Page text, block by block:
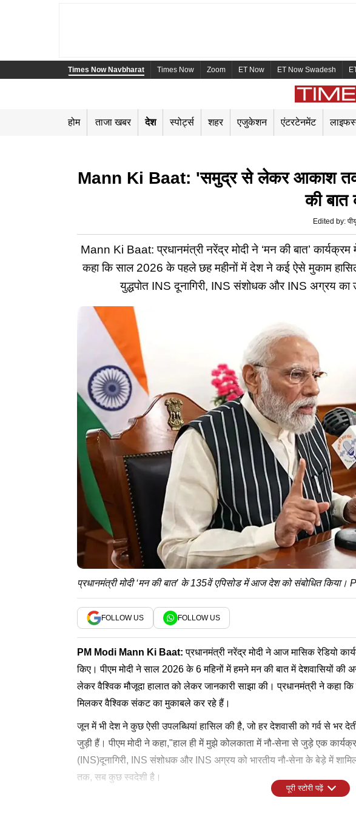
Times Now Navbharat Times Now Zoom ET Now ET Now Swadesh
होम ताजा खबर देश स्पोर्ट्स शहर एजुकेशन एंटरटेनमेंट
Mann Ki Baat: 'समुद्र से लेकर आकाश तक
की बात
Edited by:
Mann Ki Baat: प्रधानमंत्री नरेंद्र मोदी ने ‘मन की बात’
कहा कि साल 2026 के पहले छह महीनों में देश ने कई ऐसे मुकाम हासिल
युद्धपोत INS दूनागिरी, INS संशोधक और INS अग्रय
प्रधानमंत्री मोदी ‘मन की बात’ के 135वें एपिसोड में आज देश को संबोधित
FOLLOW US FOLLOW US
PM Modi Mann Ki Baat:प्रधानमंत्री नरेंद्र मोदी ने आज मासिक रेडियो
किए। पीएम मोदी ने साल 2026 के 6 महिनों में हमने मन की बात में देशवासियों की
लेकर वैश्विक मौजूदा हालात को लेकर जानकारी साझा की। प्रधानमंत्री ने कहा
मिलकर वैश्विक संकट का मुकाबले कर रहे हैं।
जून में भी देश ने कुछ ऐसी उपलब्धियां हासिल की है, जो हर देशवासी को गर्व से भर
जुड़ी हैं। पीएम मोदी ने कहा,"हाल ही में मुझे कोलकाता में नौ-सेना से जुड़े एक
(INS)दूनागिरी, INS संशोधक और INS अग्रय को भारतीय नौ-सेना के बेड़े में
तक, सब कुछ स्वदेशी है।
पूरी स्टोरी पढ़ें